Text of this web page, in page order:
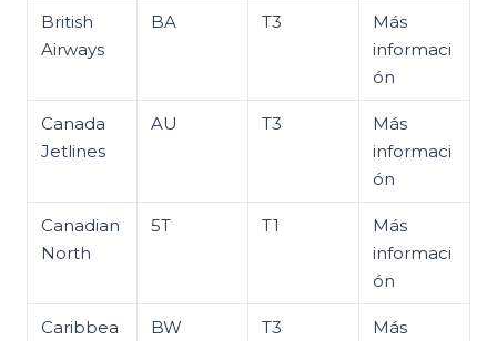
British
Airways
BA T3
Más
informaci
ón
Canada
Jetlines
AU T3
Más
informaci
ón
Canadian
North
5T T1
Más
informaci
ón
Caribbea
BW T3
Más